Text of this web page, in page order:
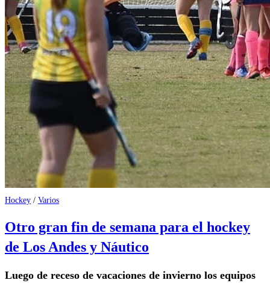
Hockey / Varios
Otro gran fin de semana para el hockey
de Los Andes y Náutico
Luego de receso de vacaciones de invierno los equipos